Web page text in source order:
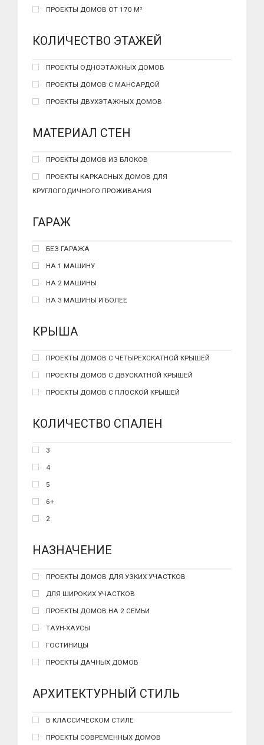
ПРОЕКТЫ ДОМОВ ОТ 170 М²
КОЛИЧЕСТВО ЭТАЖЕЙ
ПРОЕКТЫ ОДНОЭТАЖНЫХ ДОМОВ
ПРОЕКТЫ ДОМОВ С МАНСАРДОЙ
ПРОЕКТЫ ДВУХЭТАЖНЫХ ДОМОВ
МАТЕРИАЛ СТЕН
ПРОЕКТЫ ДОМОВ ИЗ БЛОКОВ
ПРОЕКТЫ КАРКАСНЫХ ДОМОВ ДЛЯ
КРУГЛОГОДИЧНОГО ПРОЖИВАНИЯ
ГАРАЖ
БЕЗ ГАРАЖА
НА 1 МАШИНУ
НА 2 МАШИНЫ
НА 3 МАШИНЫ И БОЛЕЕ
КРЫША
ПРОЕКТЫ ДОМОВ С ЧЕТЫРЕХСКАТНОЙ КРЫШЕЙ
ПРОЕКТЫ ДОМОВ С ДВУСКАТНОЙ КРЫШЕЙ
ПРОЕКТЫ ДОМОВ С ПЛОСКОЙ КРЫШЕЙ
КОЛИЧЕСТВО СПАЛЕН
3
4
5
6+
2
НАЗНАЧЕНИЕ
ПРОЕКТЫ ДОМОВ ДЛЯ УЗКИХ УЧАСТКОВ
ДЛЯ ШИРОКИХ УЧАСТКОВ
ПРОЕКТЫ ДОМОВ НА 2 СЕМЬИ
ТАУН-ХАУСЫ
ГОСТИНИЦЫ
ПРОЕКТЫ ДАЧНЫХ ДОМОВ
АРХИТЕКТУРНЫЙ СТИЛЬ
В КЛАССИЧЕСКОМ СТИЛЕ
ПРОЕКТЫ СОВРЕМЕННЫХ ДОМОВ